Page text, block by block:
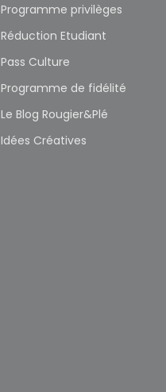
Programme privilèges
Réduction Etudiant
Pass Culture
Programme de fidélité
Le Blog Rougier&Plé
Idées Créatives